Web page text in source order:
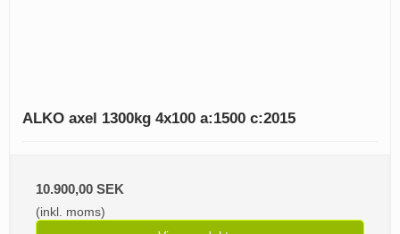
ALKO axel 1300kg 4x100 a:1500 c:2015
10.900,00 SEK
(inkl. moms)